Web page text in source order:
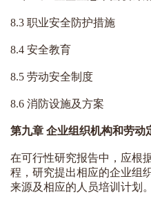
8.3 职业安全防护措施
8.4 安全教育
8.5 劳动安全制度
8.6 消防设施及方案
第九章 企业组织机构和劳动
在可行性研究报告中，应根
程， 研究提出相应的企业组
来源及相应的人员培训计划。